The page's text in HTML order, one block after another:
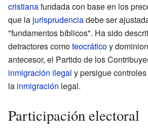
cristianafundada con base en los
que la jurisprudenciadebe ser
"fundamentos bíblicos". Ha sido
detractores comoteocráticoy
antecesor, el Partido de los
inmigración ilegal y persigue
la inmigración legal.
Participación electoral